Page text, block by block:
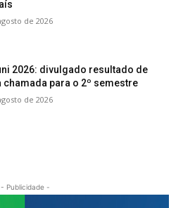
de 2026
2026: divulgado resultado de
chamada para o 2º semestre
de 2026
- Publicidade -